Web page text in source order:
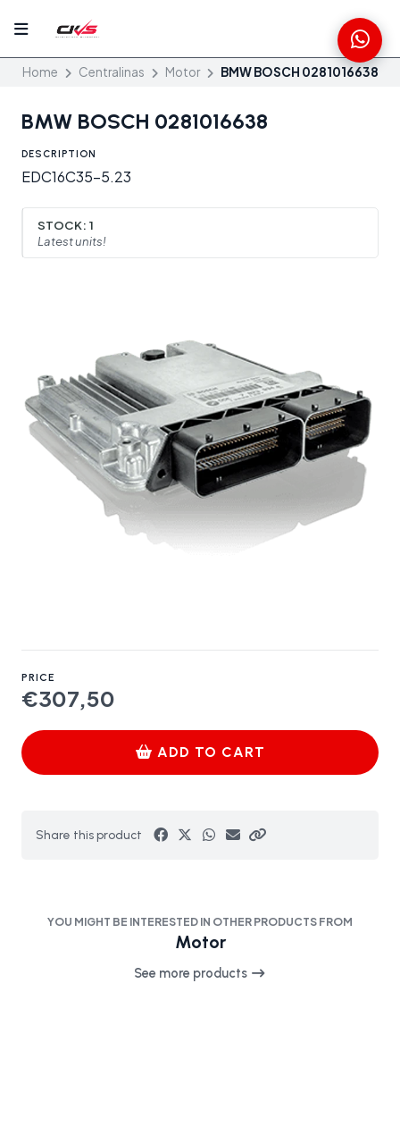
Home Centralinas Motor BMW BOSCH 0281016638
BMW BOSCH 0281016638
DESCRIPTION
EDC16C35-5.23
STOCK: 1
Latest units!
PRICE
€307,50
ADD TO CART
Share this product
YOU MIGHT BE INTERESTED IN OTHER PRODUCTS FROM
Motor
See more products